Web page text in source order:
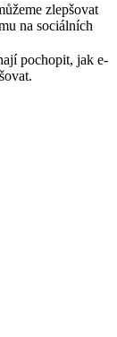
zlepšovat
na sociálních
pochopit, jak e-